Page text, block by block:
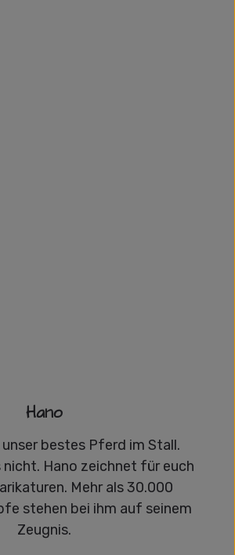
Hano
unser bestes Pferd im Stall.
Hano zeichnet für euch
Mehr als 30.000
stehen bei ihm auf seinem
Zeugnis.